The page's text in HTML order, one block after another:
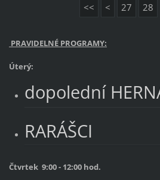
<< < 27 28
PRAVIDELNÉ PROGRAMY:
Úterý:
dopolední
RARÁŠCI
Čtvrtek 9:00 - 12:00 hod.